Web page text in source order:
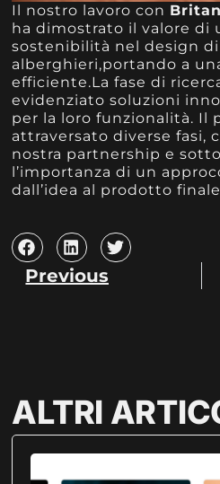
Il nostro lavoro con
ha dimostrato il valore di
sostenibilità nel design
alberghieri,portando a
efficiente.La fase di
evidenziato soluzioni
per la loro funzionalità. Il
attraversato diverse fasi,
nostra partnership e
l’importanza di un
dall’idea al prodotto
Previous
ALTRI